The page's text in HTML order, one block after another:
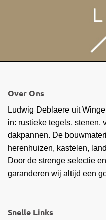
Over Ons
Ludwig Deblaere uit
in: rustieke tegels, stenen,
dakpannen. De
herenhuizen, kastelen,
Door de strenge selectie
garanderen wij altijd een
Snelle Links